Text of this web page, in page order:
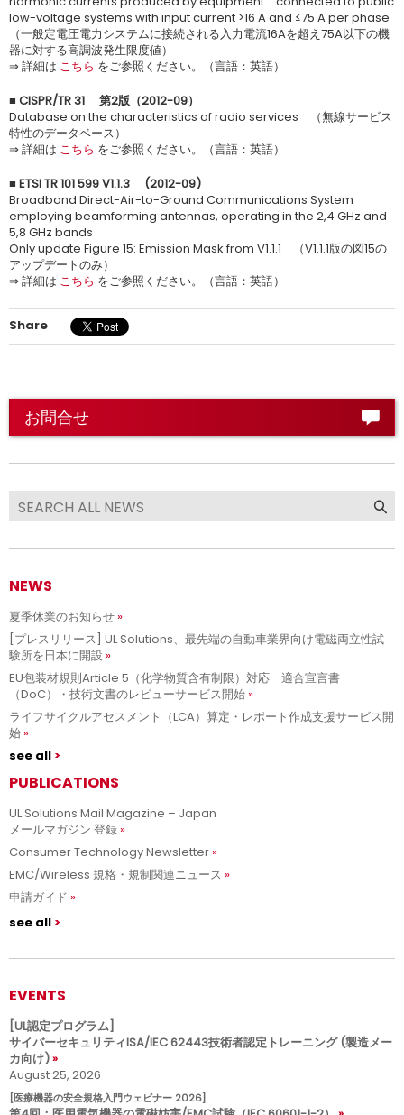
low-voltage systems with input current >16 A and ≤75 A per phase
（一般定電圧電力システムに接続される入力電流16Aを超え75A以下の機
器に対する高調波発生限度値）
⇒ 詳細は こちら をご参照ください。（言語：英語）
■ CISPR/TR 31 第2版（2012-09）
Database on the characteristics of radio services （無線サービス
特性のデータベース）
⇒ 詳細は こちら をご参照ください。（言語：英語）
■ ETSI TR 101 599 V1.1.3 (2012-09)
Broadband Direct-Air-to-Ground Communications System
employing beamforming antennas, operating in the 2,4 GHz and
5,8 GHz bands
Only update Figure 15: Emission Mask from V1.1.1 （V1.1.1版の図15の
アップデートのみ）
⇒ 詳細は こちら をご参照ください。（言語：英語）
Share
お問合せ
NEWS
夏季休業のお知らせ
[プレスリリース] UL Solutions、最先端の自動車業界向け電磁両立性試
験所を日本に開設
EU包装材規則Article 5（化学物質含有制限）対応 適合宣言書
（DoC）・技術文書のレビューサービス開始
ライフサイクルアセスメント（LCA）算定・レポート作成支援サービス開
始
see all
PUBLICATIONS
UL Solutions Mail Magazine – Japan
メールマガジン 登録
Consumer Technology Newsletter
EMC/Wireless 規格・規制関連ニュース
申請ガイド
see all
EVENTS
[UL認定プログラム]
サイバーセキュリティISA/IEC 62443技術者認定トレーニング (製造メー
カ向け)
August 25, 2026
[医療機器の安全規格入門ウェビナー 2026]